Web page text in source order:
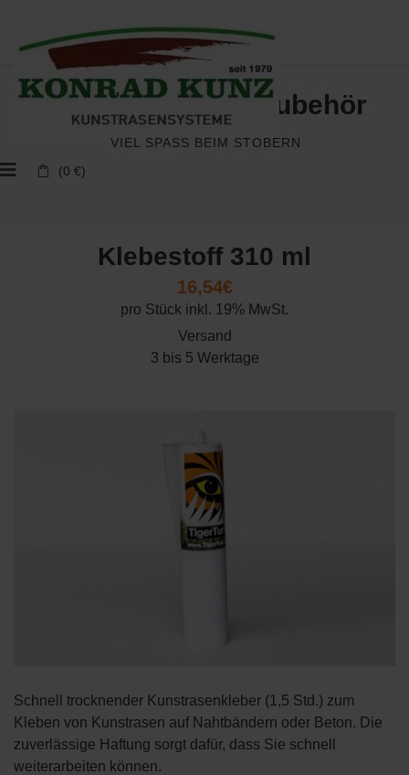
(0 €)
Kunstrasen und Zubehör
VIEL SPASS BEIM STÖBERN
Klebestoff 310 ml
16,54€
pro Stück inkl. 19% MwSt.
Versand
3 bis 5 Werktage
Schnell trocknender Kunstrasenkleber (1,5 Std.) zum
Kleben von Kunstrasen auf Nahtbändern oder Beton. Die
zuverlässige Haftung sorgt dafür, dass Sie schnell
weiterarbeiten können.